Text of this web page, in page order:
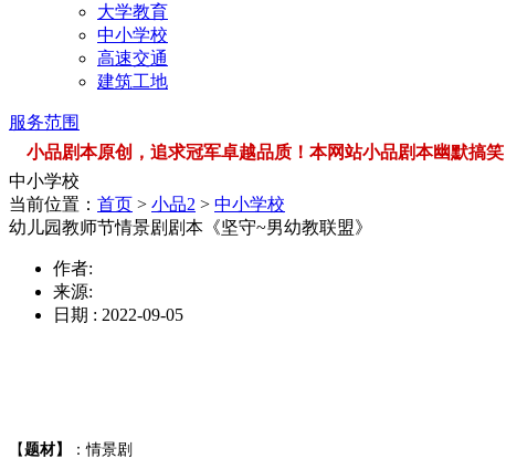
大学教育
中小学校
高速交通
建筑工地
服务范围
小品剧本原创，追求冠军卓越品质！本网站小品剧本幽默搞
中小学校
当前位置： 首页 > 小品2 > 中小学校
幼儿园教师节情景剧剧本《坚守~男幼教联盟》
作者:
来源:
日期 : 2022-09-05
【题材】 ：情景剧